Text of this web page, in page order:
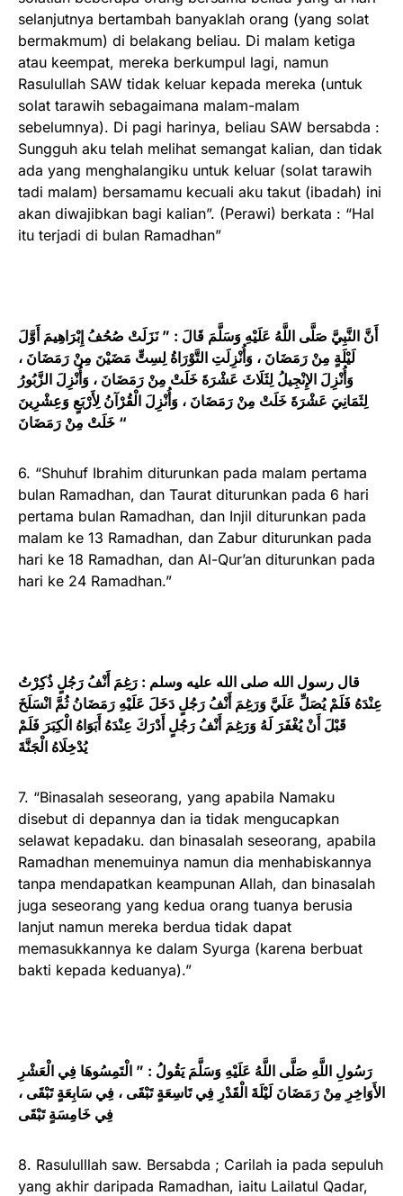
selanjutnya bertambah banyaklah orang (yang solat
bermakmum) di belakang beliau. Di malam ketiga
atau keempat, mereka berkumpul lagi, namun
Rasulullah SAW tidak keluar kepada mereka (untuk
solat tarawih sebagaimana malam-malam
sebelumnya). Di pagi harinya, beliau SAW bersabda :
Sungguh aku telah melihat semangat kalian, dan tidak
ada yang menghalangiku untuk keluar (solat tarawih
tadi malam) bersamamu kecuali aku takut (ibadah) ini
akan diwajibkan bagi kalian”. (Perawi) berkata : “Hal
itu terjadi di bulan Ramadhan”
أَنَّ النَّبِيَّ صَلَّى اللَّهُ عَلَيْهِ وَسَلَّمَ قَالَ : ” نَزَلَتْ صُحُفُ إِبْرَاهِيمَ أَوَّلَ
لَيْلَةٍ مِنْ رَمَضَانَ ، وَأُنْزِلَتِ التَّوْرَاةُ لِسِتٍّ مَضَيْنَ مِنْ رَمَضَانَ ،
وَأُنْزِلَ الإِنْجِيلُ لِثَلَاثَ عَشْرَةَ خَلَتْ مِنْ رَمَضَانَ ، وَأُنْزِلَ الزَّبُورُ
لِثَمَانِيَ عَشْرَةَ خَلَتْ مِنْ رَمَضَانَ ، وَأُنْزِلَ الْقُرْآنُ لِأَرْبَعٍ وَعِشْرِينَ
خَلَتْ مِنْ رَمَضَانَ “
6. “Shuhuf Ibrahim diturunkan pada malam pertama
bulan Ramadhan, dan Taurat diturunkan pada 6 hari
pertama bulan Ramadhan, dan Injil diturunkan pada
malam ke 13 Ramadhan, dan Zabur diturunkan pada
hari ke 18 Ramadhan, dan Al-Qur’an diturunkan pada
hari ke 24 Ramadhan.”
قال رسول الله صلى الله عليه وسلم : رَغِمَ أَنْفُ رَجُلٍ ذُكِرْتُ
عِنْدَهُ فَلَمْ يُصَلِّ عَلَيَّ وَرَغِمَ أَنْفُ رَجُلٍ دَخَلَ عَلَيْهِ رَمَضَانُ ثُمَّ انْسَلَخَ
قَبْلَ أَنْ يُغْفَرَ لَهُ وَرَغِمَ أَنْفُ رَجُلٍ أَدْرَكَ عِنْدَهُ أَبَوَاهُ الْكِبَرَ فَلَمْ
يُدْخِلَاهُ الْجَنَّةَ
7. “Binasalah seseorang, yang apabila Namaku
disebut di depannya dan ia tidak mengucapkan
selawat kepadaku. dan binasalah seseorang, apabila
Ramadhan menemuinya namun dia menhabiskannya
tanpa mendapatkan keampunan Allah, dan binasalah
juga seseorang yang kedua orang tuanya berusia
lanjut namun mereka berdua tidak dapat
memasukkannya ke dalam Syurga (karena berbuat
bakti kepada keduanya).”
رَسُولِ اللَّهِ صَلَّى اللَّهُ عَلَيْهِ وَسَلَّمَ يَقُولُ : ” الْتَمِسُوهَا فِي الْعَشْرِ
الأَوَاخِرِ مِنْ رَمَضَانَ لَيْلَةَ الْقَدْرِ فِي تَاسِعَةٍ تَبْقَى ، فِي سَابِعَةٍ تَبْقَى ،
فِي خَامِسَةٍ تَبْقَى
8. Rasululllah saw. Bersabda ; Carilah ia pada sepuluh
yang akhir daripada Ramadhan, iaitu Lailatul Qadar,